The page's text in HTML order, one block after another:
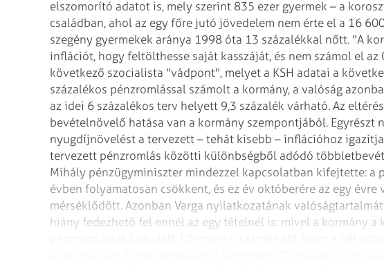
elszomorító adatot is, mely szerint 835 ezer gyermek – a
családban, ahol az egy főre jutó jövedelem nem érte el a 16
szegény gyermekek aránya 1998 óta 13 százalékkal nőtt. "A
inflációt, hogy feltölthesse saját kasszáját, és nem számol el
következő szocialista "vádpont", melyet a KSH adatai a
százalékos pénzromlással számolt a kormány, a valóság
az idei 6 százalékos terv helyett 9,3 százalék várható. Az
bevételnövelő hatása van a kormány szempontjából. Egyrészt
nyugdíjnövelést a tervezett – tehát kisebb – inflációhoz
tervezett pénzromlás közötti különbségből adódó
Mihály pénzügyminiszter mindezzel kapcsolatban kifejtette: a
évben folyamatosan csökkent, és ez év októberére az egy
mérséklődött. Azonban Varga nyilatkozatának
hiány fedezhető fel ennél az egy tételnél is: mivel a kormány a